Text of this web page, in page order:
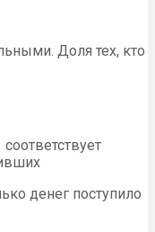
Доля тех, кто
денег поступило